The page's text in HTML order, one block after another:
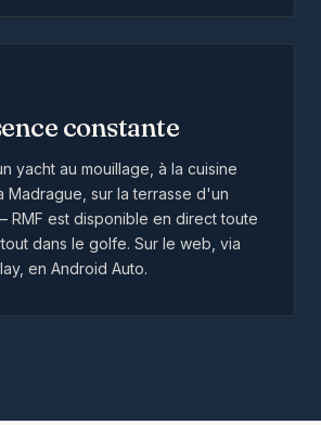
constante
yacht au mouillage, à la cuisine
Madrague, sur la terrasse d'un
RMF est disponible en direct toute
dans le golfe. Sur le web, via
en Android Auto.